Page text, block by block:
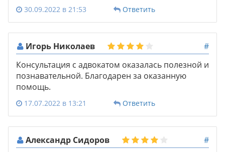
30.09.2022 в 21:53 Ответить
Игорь Николаев
#
Консультация с адвокатом оказалась полезной и
познавательной. Благодарен за оказанную
помощь.
17.07.2022 в 13:21 Ответить
Александр Сидоров
#